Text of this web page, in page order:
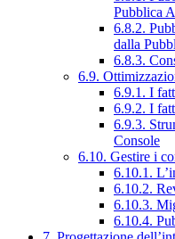
Pubblica
6.8.2.
dalla
6.8.3.
6.9.
6.9.1. I
6.9.2. I
6.9.3.
Console
6.10. Gestire i
6.10.1.
6.10.2.
6.10.3.
6.10.4.